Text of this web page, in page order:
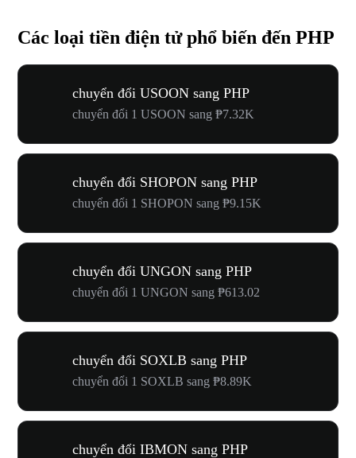
Các loại tiền điện tử phổ biến đến PHP
chuyển đổi USOON sang PHP
chuyển đổi 1 USOON sang ₱7.32K
chuyển đổi SHOPON sang PHP
chuyển đổi 1 SHOPON sang ₱9.15K
chuyển đổi UNGON sang PHP
chuyển đổi 1 UNGON sang ₱613.02
chuyển đổi SOXLB sang PHP
chuyển đổi 1 SOXLB sang ₱8.89K
chuyển đổi IBMON sang PHP